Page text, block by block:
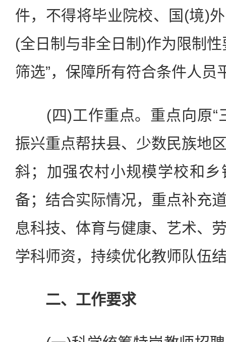
件，不得将毕业院校、国(境)
(全日制与非全日制)作为限制
筛选”，保障所有符合条件人员
(四)工作重点。重点向原“
振兴重点帮扶县、少数民族地
斜；加强农村小规模学校和
备；结合实际情况，重点补充
息科技、体育与健康、艺术、
学科师资，持续优化教师队伍
二、工作要求